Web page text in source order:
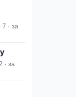
7 · за
· за